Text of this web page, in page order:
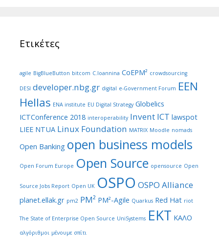
Ετικέτες
agile BigBlueButton bitcom C.Ioannina CoEPM² crowdsourcing
DESI developer.nbg.gr digital e-Government Forum EEN
Hellas ENA institute EU Digital Strategy Globelics
ICTConference 2018 interoperability Invent ICT lawspot
LIEE NTUA Linux Foundation MATRIX Moodle nomads
Open Banking open business models
Open Forum Europe Open Source opensource Open
Source Jobs Report Open UK OSPO OSPO Alliance
planet.ellak.gr pm2 PM² PM²-Agile Quarkus Red Hat riot
The State of Enterprise Open Source UniSystems ΕΚΤ ΚΑΛΟ
αλγόριθμοι μένουμε σπίτι